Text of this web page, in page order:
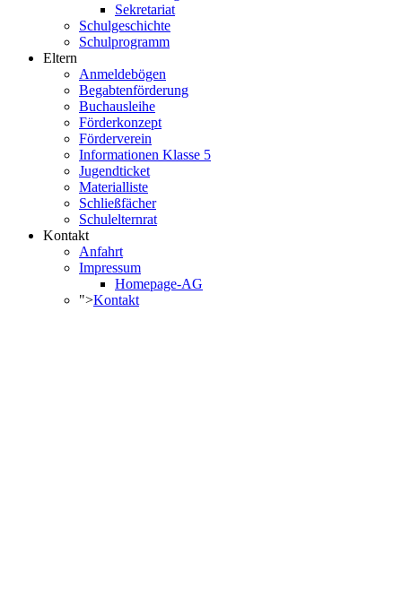
Sekretariat
Schulgeschichte
Schulprogramm
Eltern
Anmeldebögen
Begabtenförderung
Buchausleihe
Förderkonzept
Förderverein
Informationen Klasse 5
Jugendticket
Materialliste
Schließfächer
Schulelternrat
Kontakt
Anfahrt
Impressum
Homepage-AG
">Kontakt